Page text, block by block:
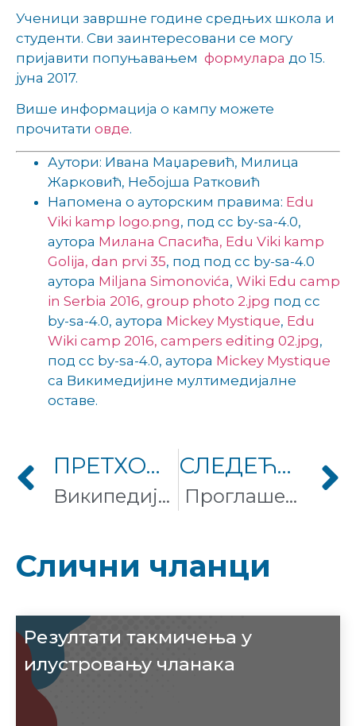
Ученици завршне године средњих школа и
студенти. Сви заинтересовани се могу
пријавити попуњавањем формулара до 15.
јуна 2017.
Више информација о кампу можете
прочитати овде.
Аутори: Ивана Маџаревић, Милица
Жарковић, Небојша Ратковић
Напомена о ауторским правима: Edu
Viki kamp logo.png, под cc by-sa-4.0,
аутора Милана Спасића, Edu Viki kamp
Golija, dan prvi 35, под под cc by-sa-4.0
аутора Miljana Simonovića, Wiki Edu camp
in Serbia 2016, group photo 2.jpg под cc
by-sa-4.0, аутора Mickey Mystique, Edu
Wiki camp 2016, campers editing 02.jpg,
под cc by-sa-4.0, аутора Mickey Mystique
са Викимедијине мултимедијалне
оставе.
ПРЕТХОДНИ ЧЛАНАК
Википедија на српском језику достигла 350 хиљада чланака
СЛЕДЕЋИ ЧЛАНАК
Проглашење победника „Вики воли Земљу 2017“
Слични чланци
Резултати такмичења у
илустровању чланака